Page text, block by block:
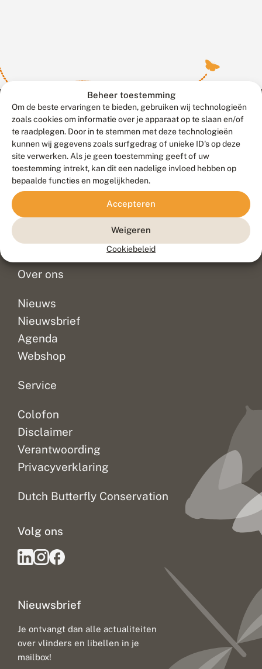
Beheer toestemming
Om de beste ervaringen te bieden, gebruiken wij technologieën
zoals cookies om informatie over je apparaat op te slaan en/of
te raadplegen. Door in te stemmen met deze technologieën
kunnen wij gegevens zoals surfgedrag of unieke ID's op deze
site verwerken. Als je geen toestemming geeft of uw
toestemming intrekt, kan dit een nadelige invloed hebben op
bepaalde functies en mogelijkheden.
Accepteren
Weigeren
Cookiebeleid
Contact
Veelgestelde vragen
Doneer
Over ons
Nieuws
Nieuwsbrief
Agenda
Webshop
Service
Colofon
Disclaimer
Verantwoording
Privacyverklaring
Dutch Butterfly Conservation
Nieuwsbrief
Je ontvangt dan alle actualiteiten
over vlinders en libellen in je
mailbox!
Volg ons
Meld waarnemingen© 2026 Vlinderstichting
Duurzaam ontwikkeld door
Go2People
, ontworpen door
Blue Field Agency
Privacy
Disclaimer
Sitemap